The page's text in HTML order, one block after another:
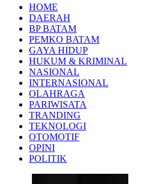
HOME
DAERAH
BP BATAM
PEMKO BATAM
GAYA HIDUP
HUKUM & KRIMINAL
NASIONAL
INTERNASIONAL
OLAHRAGA
PARIWISATA
TRANDING
TEKNOLOGI
OTOMOTIF
OPINI
POLITIK